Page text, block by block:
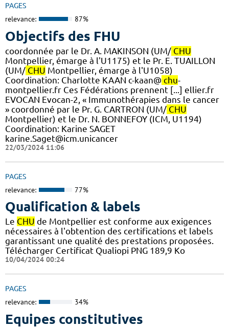
PAGES
relevance: 87%
Objectifs des FHU
coordonnée par le Dr. A. MAKINSON (UM/ CHU
Montpellier, émarge à l'U1175) et le Pr. E. TUAILLON
(UM/ CHU Montpellier, émarge à l'U1058) ​
Coordination: Charlotte KAAN c-kaan@ chu-
montpellier.fr Ces Fédérations prennent [...] ellier.fr
EVOCAN Evocan-2, « Immunothérapies dans le cancer
» coordonné par le Pr. G. CARTRON (UM/ CHU
Montpellier) et le Dr. N. BONNEFOY (ICM, U1194)
Coordination: Karine SAGET
karine.Saget@icm.unicancer
22/03/2024 11:06
PAGES
relevance: 77%
Qualification & labels
Le CHU de Montpellier est conforme aux exigences
nécessaires à l'obtention des certifications et labels
garantissant une qualité des prestations proposées.
Télécharger Certificat Qualiopi PNG 189,9 Ko
10/04/2024 00:24
PAGES
relevance: 34%
Equipes constitutives